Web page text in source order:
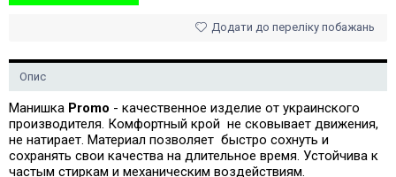
Додати до переліку побажань
Опис
Манишка Promo - качественное изделие от украинского
производителя. Комфортный крой не сковывает движения,
не натирает. Материал позволяет быстро сохнуть и
сохранять свои качества на длительное время. Устойчива к
частым стиркам и механическим воздействиям.